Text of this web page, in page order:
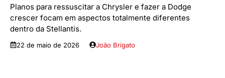
Planos para ressuscitar a Chrysler e fazer a Dodge
crescer focam em aspectos totalmente diferentes
dentro da Stellantis.
22 de maio de 2026 João Brigato